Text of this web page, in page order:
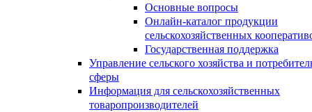
Основные вопросы
Онлайн-каталог продукции
сельскохозяйственных
Государственная поддержка
Управление сельского хозяйства и
сферы
Информация для сельскохозяйственных
товаропроизводителей